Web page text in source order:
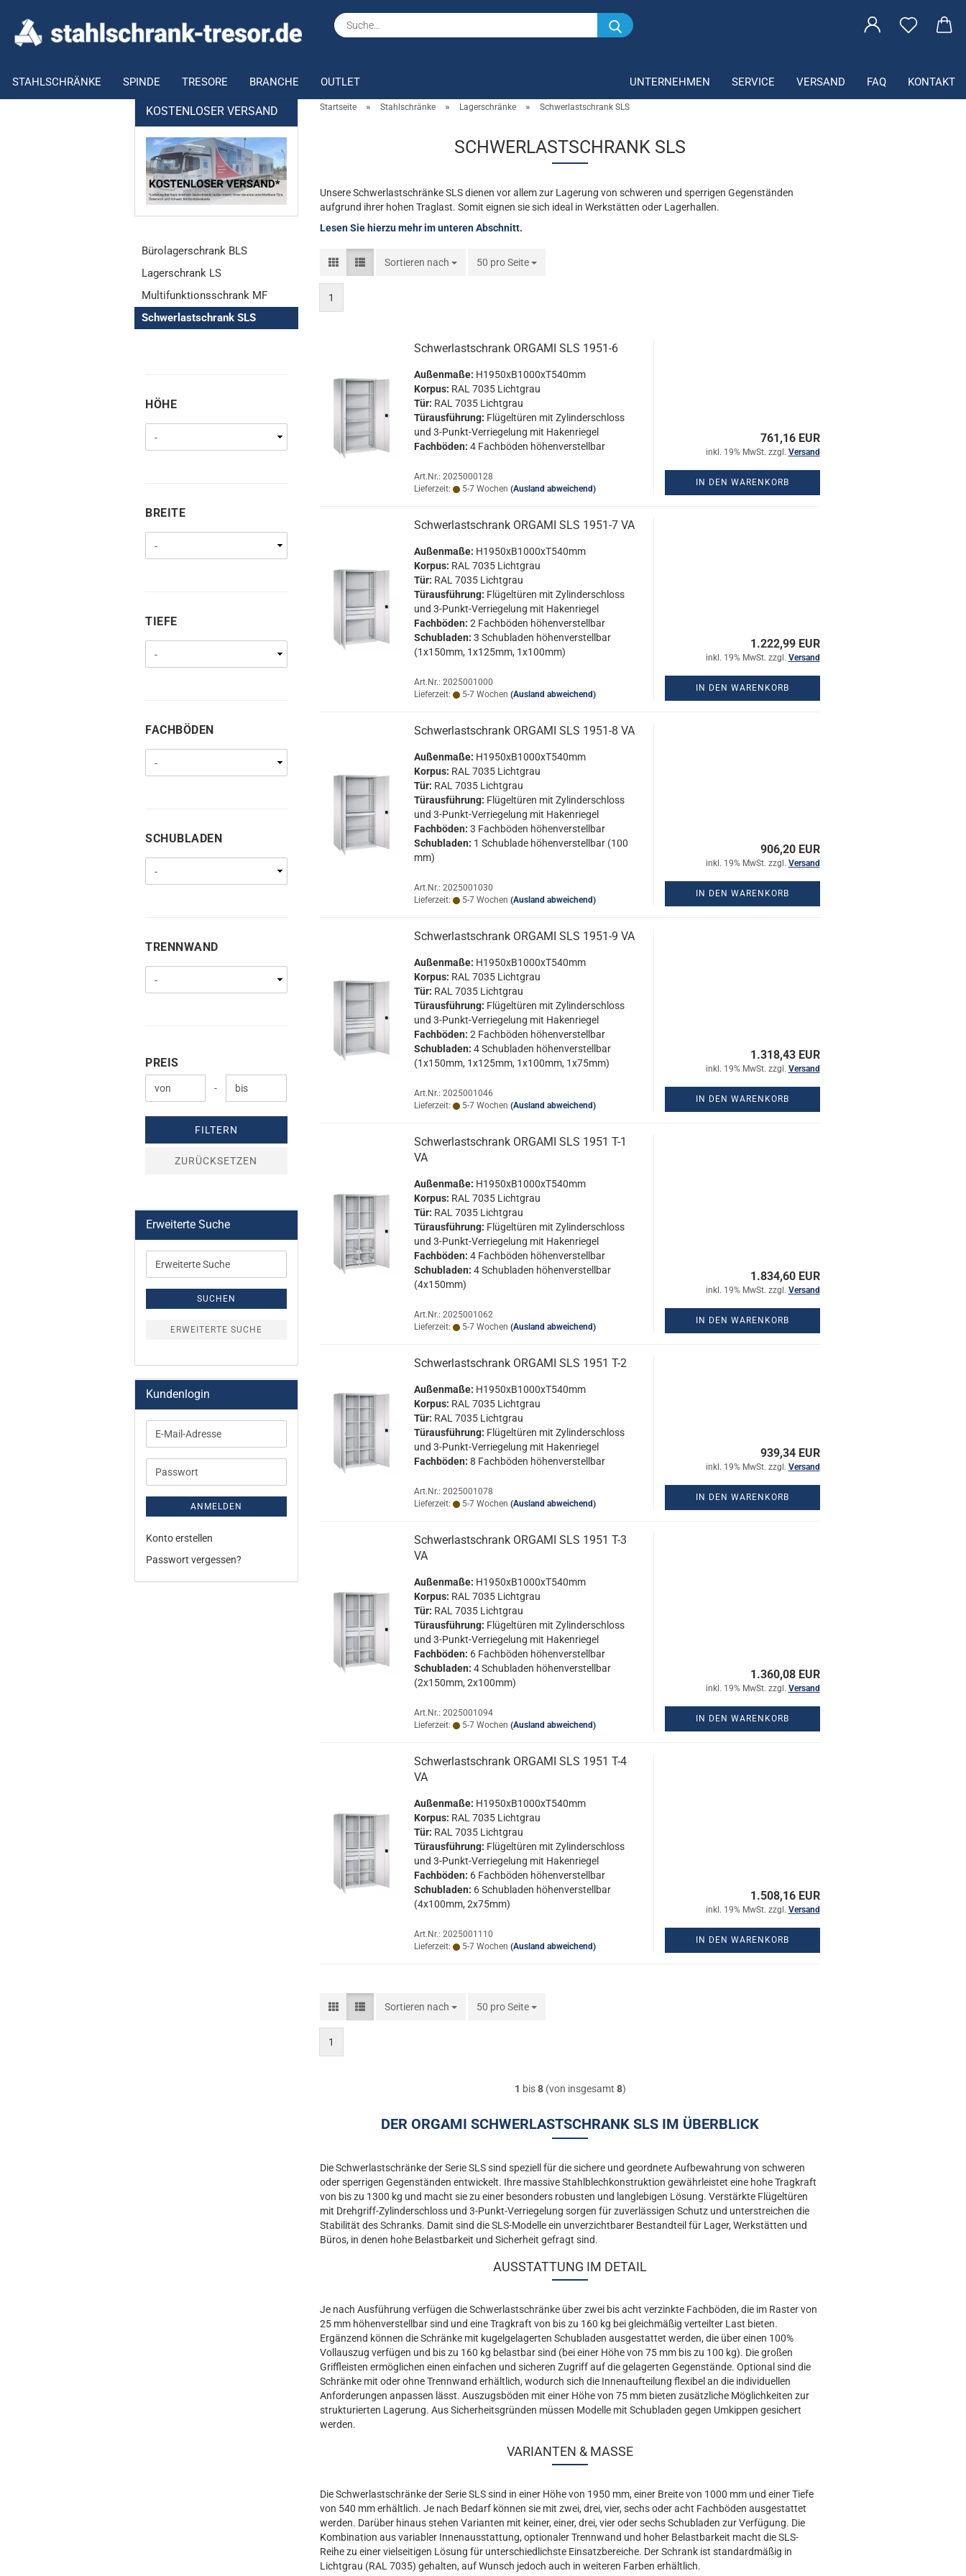
Suche...
STAHLSCHRÄNKE SPINDE TRESORE BRANCHE OUTLET UNTERNEHMEN SERVICE VERSAND FAQ KONTAKT
Startseite » Stahlschränke » Lagerschränke » Schwerlastschrank SLS
SCHWERLASTSCHRANK SLS
Unsere Schwerlastschränke SLS dienen vor allem zur Lagerung von schweren und sperrigen Gegenständen
aufgrund ihrer hohen Traglast. Somit eignen sie sich ideal in Werkstätten oder Lagerhallen.
Lesen Sie hierzu mehr im unteren Abschnitt.
Sortieren nach
Sortieren nach 50 pro Seite
pro Seite
1
Schwer­last­schrank OR­GA­MI SLS 1951-​6
Au­ßen­ma­ße: H1950xB1000xT540mm
Kor­pus: RAL 7035 Licht­grau
Tür: RAL 7035 Licht­grau
Tür­aus­füh­rung: Flü­gel­tü­ren mit Zy­lin­der­schloss
und 3-​Punkt-Verriegelung mit Ha­ken­rie­gel
Fach­bö­den: 4 Fach­bö­den hö­hen­ver­stell­bar
Art.Nr.: 2025000128
Lieferzeit:
5-7 Wochen (Ausland abweichend)
761,16 EUR
inkl. 19% MwSt. zzgl. Versand
IN DEN WARENKORB
Schwer­last­schrank OR­GA­MI SLS 1951-​7 VA
Au­ßen­ma­ße: H1950xB1000xT540mm
Kor­pus: RAL 7035 Licht­grau
Tür: RAL 7035 Licht­grau
Tür­aus­füh­rung: Flü­gel­tü­ren mit Zy­lin­der­schloss
und 3-​Punkt-Verriegelung mit Ha­ken­rie­gel
Fach­bö­den: 2 Fach­bö­den hö­hen­ver­stell­bar
Schub­la­den: 3 Schub­la­den hö­hen­ver­stell­bar
(1x150mm, 1x125mm, 1x100mm)
Art.Nr.: 2025001000
Lieferzeit:
5-7 Wochen (Ausland abweichend)
1.222,99 EUR
inkl. 19% MwSt. zzgl. Versand
IN DEN WARENKORB
Schwer­last­schrank OR­GA­MI SLS 1951-​8 VA
Au­ßen­ma­ße: H1950xB1000xT540mm
Kor­pus: RAL 7035 Licht­grau
Tür: RAL 7035 Licht­grau
Tür­aus­füh­rung: Flü­gel­tü­ren mit Zy­lin­der­schloss
und 3-​Punkt-Verriegelung mit Ha­ken­rie­gel
Fach­bö­den: 3 Fach­bö­den hö­hen­ver­stell­bar
Schub­la­den: 1 Schub­la­de hö­hen­ver­stell­bar (100
mm)
Art.Nr.: 2025001030
Lieferzeit:
5-7 Wochen (Ausland abweichend)
906,20 EUR
inkl. 19% MwSt. zzgl. Versand
IN DEN WARENKORB
Schwer­last­schrank OR­GA­MI SLS 1951-​9 VA
Au­ßen­ma­ße: H1950xB1000xT540mm
Kor­pus: RAL 7035 Licht­grau
Tür: RAL 7035 Licht­grau
Tür­aus­füh­rung: Flü­gel­tü­ren mit Zy­lin­der­schloss
und 3-​Punkt-Verriegelung mit Ha­ken­rie­gel
Fach­bö­den: 2 Fach­bö­den hö­hen­ver­stell­bar
Schub­la­den: 4 Schub­la­den hö­hen­ver­stell­bar
(1x150mm, 1x125mm, 1x100mm, 1x75mm)
Art.Nr.: 2025001046
Lieferzeit:
5-7 Wochen (Ausland abweichend)
1.318,43 EUR
inkl. 19% MwSt. zzgl. Versand
IN DEN WARENKORB
Schwer­last­schrank OR­GA­MI SLS 1951 T-1
VA
Au­ßen­ma­ße: H1950xB1000xT540mm
Kor­pus: RAL 7035 Licht­grau
Tür: RAL 7035 Licht­grau
Tür­aus­füh­rung: Flü­gel­tü­ren mit Zy­lin­der­schloss
und 3-​Punkt-Verriegelung mit Ha­ken­rie­gel
Fach­bö­den: 4 Fach­bö­den hö­hen­ver­stell­bar
Schub­la­den: 4 Schub­la­den hö­hen­ver­stell­bar
(4x150mm)
Art.Nr.: 2025001062
Lieferzeit:
5-7 Wochen (Ausland abweichend)
1.834,60 EUR
inkl. 19% MwSt. zzgl. Versand
IN DEN WARENKORB
Schwer­last­schrank OR­GA­MI SLS 1951 T-2
Au­ßen­ma­ße: H1950xB1000xT540mm
Kor­pus: RAL 7035 Licht­grau
Tür: RAL 7035 Licht­grau
Tür­aus­füh­rung: Flü­gel­tü­ren mit Zy­lin­der­schloss
und 3-​Punkt-Verriegelung mit Ha­ken­rie­gel
Fach­bö­den: 8 Fach­bö­den hö­hen­ver­stell­bar
Art.Nr.: 2025001078
Lieferzeit:
5-7 Wochen (Ausland abweichend)
939,34 EUR
inkl. 19% MwSt. zzgl. Versand
IN DEN WARENKORB
Schwer­last­schrank OR­GA­MI SLS 1951 T-3
VA
Au­ßen­ma­ße: H1950xB1000xT540mm
Kor­pus: RAL 7035 Licht­grau
Tür: RAL 7035 Licht­grau
Tür­aus­füh­rung: Flü­gel­tü­ren mit Zy­lin­der­schloss
und 3-​Punkt-Verriegelung mit Ha­ken­rie­gel
Fach­bö­den: 6 Fach­bö­den hö­hen­ver­stell­bar
Schub­la­den: 4 Schub­la­den hö­hen­ver­stell­bar
(2x150mm, 2x100mm)
Art.Nr.: 2025001094
Lieferzeit:
5-7 Wochen (Ausland abweichend)
1.360,08 EUR
inkl. 19% MwSt. zzgl. Versand
IN DEN WARENKORB
Schwer­last­schrank OR­GA­MI SLS 1951 T-4
VA
Au­ßen­ma­ße: H1950xB1000xT540mm
Kor­pus: RAL 7035 Licht­grau
Tür: RAL 7035 Licht­grau
Tür­aus­füh­rung: Flü­gel­tü­ren mit Zy­lin­der­schloss
und 3-​Punkt-Verriegelung mit Ha­ken­rie­gel
Fach­bö­den: 6 Fach­bö­den hö­hen­ver­stell­bar
Schub­la­den: 6 Schub­la­den hö­hen­ver­stell­bar
(4x100mm, 2x75mm)
Art.Nr.: 2025001110
Lieferzeit:
5-7 Wochen (Ausland abweichend)
1.508,16 EUR
inkl. 19% MwSt. zzgl. Versand
IN DEN WARENKORB
Sortieren nach
Sortieren nach 50 pro Seite
pro Seite
1
1 bis8(von insgesamt 8)
DER ORGAMI SCHWERLASTSCHRANK SLS IM ÜBERBLICK
Die Schwerlastschränke der Serie SLS sind speziell für die sichere und geordnete Aufbewahrung von schweren
oder sperrigen Gegenständen entwickelt. Ihre massive Stahlblechkonstruktion gewährleistet eine hohe Tragkraft
von bis zu 1300 kg und macht sie zu einer besonders robusten und langlebigen Lösung. Verstärkte Flügeltüren
mit Drehgriff-Zylinderschloss und 3-Punkt-Verriegelung sorgen für zuverlässigen Schutz und unterstreichen die
Stabilität des Schranks. Damit sind die SLS-Modelle ein unverzichtbarer Bestandteil für Lager, Werkstätten und
Büros, in denen hohe Belastbarkeit und Sicherheit gefragt sind.
AUSSTATTUNG IM DETAIL
Je nach Ausführung verfügen die Schwerlastschränke über zwei bis acht verzinkte Fachböden, die im Raster von
25 mm höhenverstellbar sind und eine Tragkraft von bis zu 160 kg bei gleichmäßig verteilter Last bieten.
Ergänzend können die Schränke mit kugelgelagerten Schubladen ausgestattet werden, die über einen 100%
Vollauszug verfügen und bis zu 160 kg belastbar sind (bei einer Höhe von 75 mm bis zu 100 kg). Die großen
Griffleisten ermöglichen einen einfachen und sicheren Zugriff auf die gelagerten Gegenstände. Optional sind die
Schränke mit oder ohne Trennwand erhältlich, wodurch sich die Innenaufteilung flexibel an die individuellen
Anforderungen anpassen lässt. Auszugsböden mit einer Höhe von 75 mm bieten zusätzliche Möglichkeiten zur
strukturierten Lagerung. Aus Sicherheitsgründen müssen Modelle mit Schubladen gegen Umkippen gesichert
werden.
VARIANTEN & MASSE
Die Schwerlastschränke der Serie SLS sind in einer Höhe von 1950 mm, einer Breite von 1000 mm und einer Tiefe
von 540 mm erhältlich. Je nach Bedarf können sie mit zwei, drei, vier, sechs oder acht Fachböden ausgestattet
werden. Darüber hinaus stehen Varianten mit keiner, einer, drei, vier oder sechs Schubladen zur Verfügung. Die
Kombination aus variabler Innenausstattung, optionaler Trennwand und hoher Belastbarkeit macht die SLS-
Reihe zu einer vielseitigen Lösung für unterschiedlichste Einsatzbereiche. Der Schrank ist standardmäßig in
Lichtgrau (RAL 7035) gehalten, auf Wunsch jedoch auch in weiteren Farben erhältlich.
KOSTENLOSER VERSAND
Bürolagerschrank BLS
Lagerschrank LS
Multifunktionsschrank MF
Schwerlastschrank SLS
HÖHE
HÖHE
BREITE
BREITE
TIEFE
TIEFE
FACHBÖDEN
FACHBÖDEN
SCHUBLADEN
SCHUBLADEN
TRENNWAND
TRENNWAND
PREIS
Preis bis -
FILTERN
ZURÜCKSETZEN
Erweiterte Suche
Suche
SUCHEN
ERWEITERTE SUCHE
Kundenlogin
E-
Mail-
Adresse
Passwort
ANMELDEN
Konto erstellen
Passwort vergessen?